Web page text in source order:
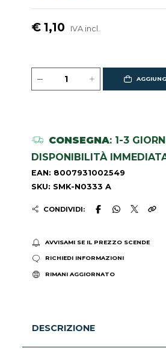
€ 1,10 IVA incl.
CONSEGNA: 1-3
DISPONIBILITÀ
EAN: 8007931002549
SKU: SMK-N0333 A
CONDIVIDI:
AVVISAMI SE IL PREZZO SCENDE
RICHIEDI INFORMAZIONI
RIMANI AGGIORNATO
DESCRIZIONE